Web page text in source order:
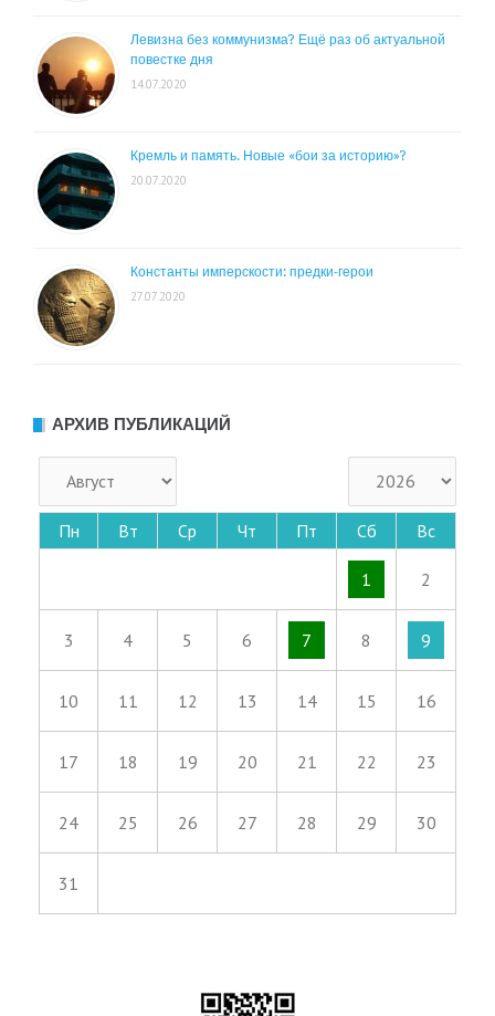
Левизна без коммунизма? Ещё раз об актуальной
повестке дня
14.07.2020
Кремль и память. Новые «бои за историю»?
20.07.2020
Константы имперскости: предки-герои
27.07.2020
АРХИВ ПУБЛИКАЦИЙ
Пн Вт Ср Чт Пт Сб Вс
1 2
3 4 5 6 7 8 9
10 11 12 13 14 15 16
17 18 19 20 21 22 23
24 25 26 27 28 29 30
31